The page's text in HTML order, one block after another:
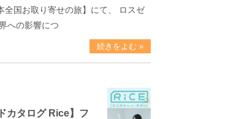
国お取り寄せの旅】にて、 ロスゼ
への影響につ
続きをよむ »
カタログ Rice】フ